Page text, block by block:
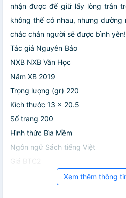
nhận được để giữ lấy lòng trân
không thể có nhau, nhưng
chắc chắn người sẽ được bình yên!
Tác giả Nguyên Bảo
NXB NXB Văn Học
Năm XB 2019
Trọng lượng (gr) 220
Kích thước 13 x 20.5
Số trang 200
Hình thức Bìa Mềm
Ngôn ngữ Sách tiếng Việt
Giá BTC2
Xem thêm thông